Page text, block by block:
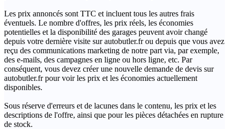
Les prix annoncés sont TTC et incluent tous les autres frais
éventuels. Le nombre d'offres, les prix réels, les économies
potentielles et la disponibilité des garages peuvent avoir changé
depuis votre dernière visite sur autobutler.fr ou depuis que vous avez
reçu des communications marketing de notre part via, par exemple,
des e-mails, des campagnes en ligne ou hors ligne, etc. Par
conséquent, vous devez créer une nouvelle demande de devis sur
autobutler.fr pour voir les prix et les économies actuellement
disponibles.
Sous réserve d'erreurs et de lacunes dans le contenu, les prix et les
descriptions de l'offre, ainsi que pour les pièces détachées en rupture
de stock.